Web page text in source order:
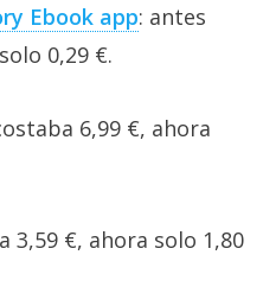
Ebook app: antes
0,29 €.
6,99 €, ahora
3,59 €, ahora solo 1,80